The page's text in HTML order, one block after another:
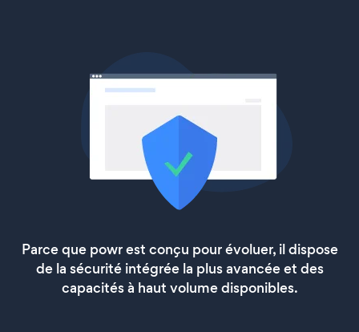
Parce que powr est conçu pour évoluer, il dispose
de la sécurité intégrée la plus avancée et des
capacités à haut volume disponibles.